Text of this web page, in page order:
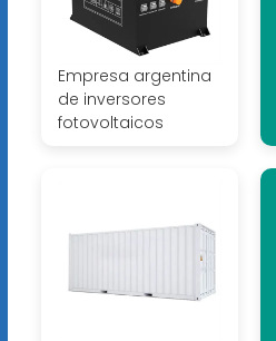
Empresa argentina
de inversores
fotovoltaicos